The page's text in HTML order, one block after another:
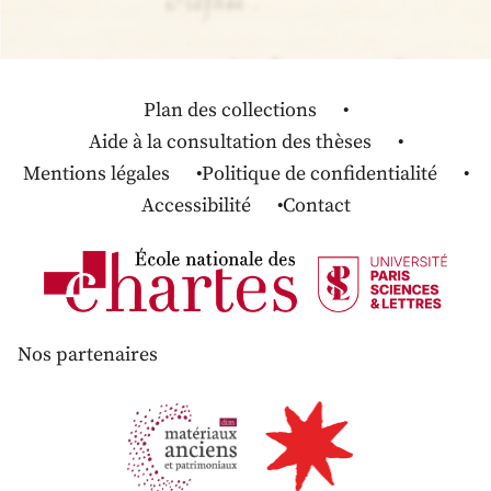
Plan des collections
Aide à la consultation des thèses
Mentions légales
Politique de confidentialité
Accessibilité
Contact
Nos partenaires